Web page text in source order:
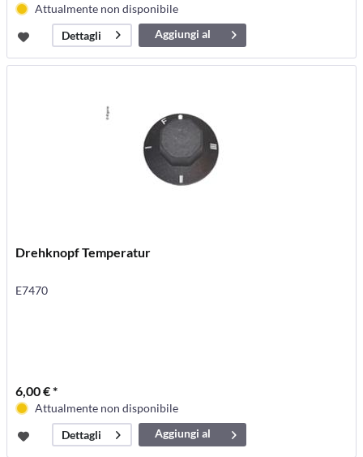
Attualmente non disponibile
Dettagli
Aggiungi al
carrello
Drehknopf Temperatur
E7470
6,00 € *
Attualmente non disponibile
Dettagli
Aggiungi al
carrello